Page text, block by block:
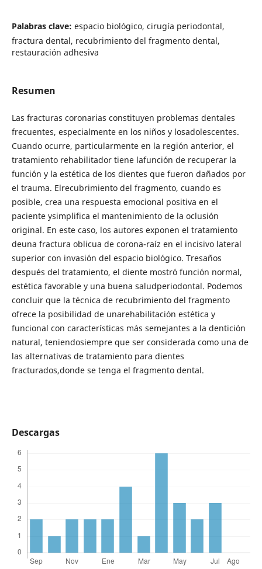
Palabras clave: espacio biológico, cirugía periodontal,
fractura dental, recubrimiento del fragmento dental,
restauración adhesiva
Resumen
Las fracturas coronarias constituyen problemas dentales
frecuentes, especialmente en los niños y losadolescentes.
Cuando ocurre, particularmente en la región anterior, el
tratamiento rehabilitador tiene lafunción de recuperar la
función y la estética de los dientes que fueron dañados por
el trauma. Elrecubrimiento del fragmento, cuando es
posible, crea una respuesta emocional positiva en el
paciente ysimplifica el mantenimiento de la oclusión
original. En este caso, los autores exponen el tratamiento
deuna fractura oblicua de corona-raíz en el incisivo lateral
superior con invasión del espacio biológico. Tresaños
después del tratamiento, el diente mostró función normal,
estética favorable y una buena saludperiodontal. Podemos
concluir que la técnica de recubrimiento del fragmento
ofrece la posibilidad de unarehabilitación estética y
funcional con características más semejantes a la dentición
natural, teniendosiempre que ser considerada como una de
las alternativas de tratamiento para dientes
fracturados,donde se tenga el fragmento dental.
Descargas